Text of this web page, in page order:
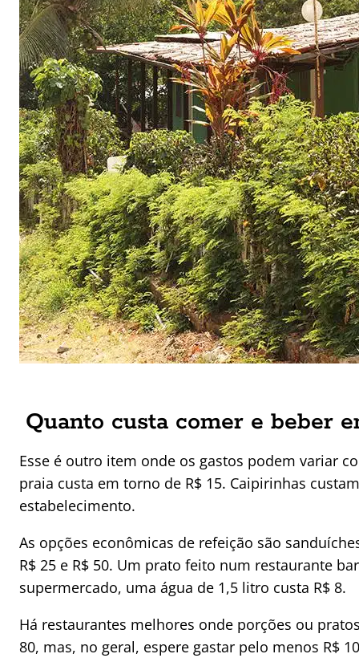
Quanto custa comer e beber
Esse é outro item onde os gastos podem variar
praia custa em torno de R$ 15. Caipirinhas
estabelecimento.
As opções econômicas de refeição são
R$ 25 e R$ 50. Um prato feito num restaurante
supermercado, uma água de 1,5 litro custa R$ 8.
Há restaurantes melhores onde porções ou
80, mas, no geral, espere gastar pelo menos R$